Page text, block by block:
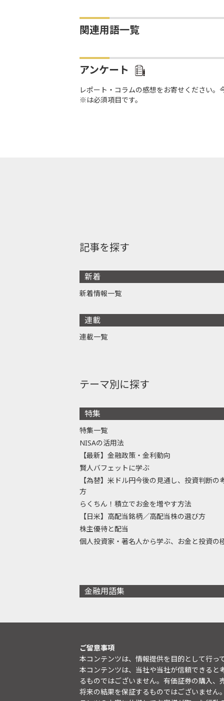
関連用語一覧
アンケート
レポート・コラムの感想をお寄せください
※は必須項目です。
記事を探す
新着
新着情報一覧
連載
連載一覧
テーマ別に探す
特集
特集一覧
NISAの活用法
【最新】金融政策・金利動向
賢人バフェットに学ぶ
【為替】米ドル円今後の見通し、投資判断の
方
らくちん！積立でお金を増やす方法
【日米】高配当銘柄／高配当株の選び方
株主優待と配当
個人投資家・著名人から学ぶ、お金と投資の
金融用語集
ご留意事項
本コンテンツは、情報提供を目的として行っ
本コンテンツは、当社や当社が信頼できる
るものではございません。有価証券の購入
将来の結果を保証するものではございませ